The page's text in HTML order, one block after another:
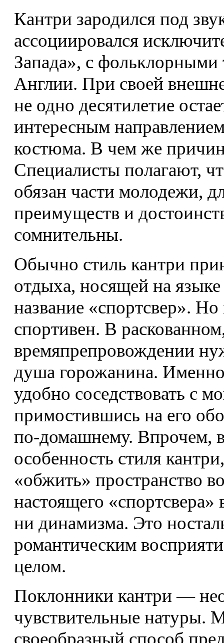
Кантри зародился под
ассоциировался
Запада», с
Англии. При своей
не одно десятилетие
интересным
костюма. В чем же
Специалисты полагают,
обязан части молодежи,
преимуществ и
сомнительны.
Обычно стиль кантри
отдыха, носящей на
название «спортсвер».
спортивен. В
времяпрепровождении
душа горожанина.
удобно соседствовать с
примостившись на его
по-домашнему. Впрочем, в
особенность стиля
«обжить» пространство
настоящего «спортсвера»
ни динамизма. Это
романтическим
целом.
Поклонники кантри —
чувствительные натуры.
своеобразный способ